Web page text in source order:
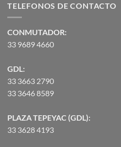
TELEFONOS DE CONTACTO
CONMUTADOR:
33 9689 4660
GDL:
33 3663 2790
33 3646 8589
PLAZA TEPEYAC (GDL):
33 3628 4193